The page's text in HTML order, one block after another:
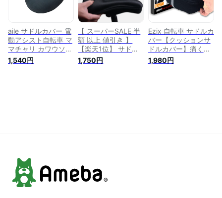
ンチ シルバー
止 破れない 耐久性
電動自転車対応 紫外
線 おしゃれ かわい
い
aile サドルカバー 電
動アシスト自転車 マ
マチャリ カワウソ
子ペンギン 自転車カ
バー (子ペンギン)
1,540円
【 スーパーSALE 半
額 以上 値引き 】
【楽天1位】 サドル
カバー 痛くない か
わいい 防水 クッシ
1,750円
Ezix 自転車 サドルカ
バー【クッションサ
ドルカバー】痛くな
い サドル クッショ
ン 防水 カバー 反射
1,980円